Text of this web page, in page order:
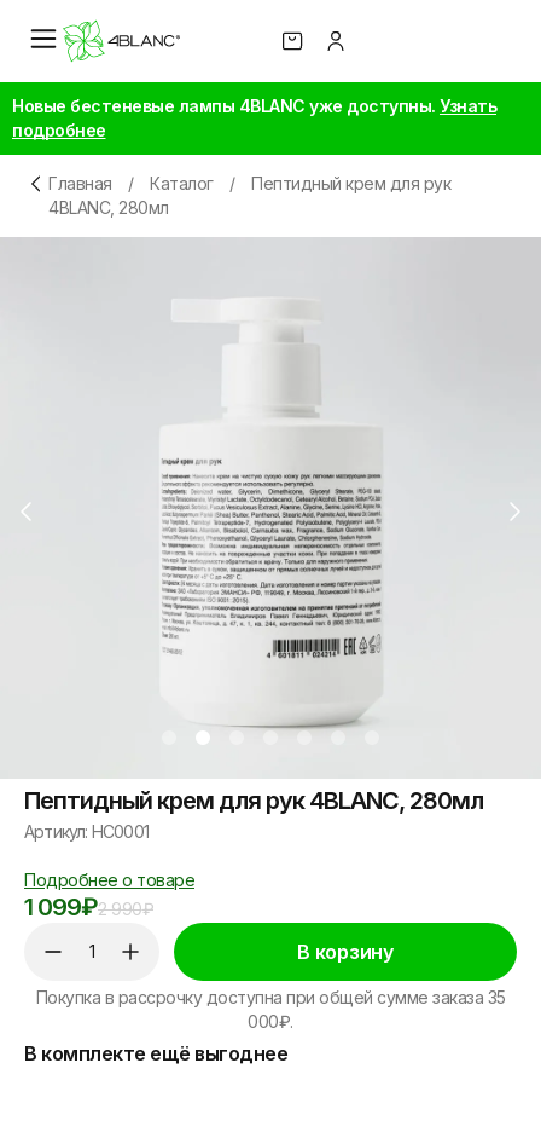
Новые бестеневые лампы 4BLANC уже доступны. Узнать
подробнее
Главная / Каталог /
Пептидный крем для рук
4BLANC, 280мл
Пептидный крем для рук 4BLANC, 280мл
Артикул: HC0001
Подробнее о товаре
2 990₽
1 099₽
В корзину
Покупка в рассрочку доступна при общей сумме заказа 35
000₽.
В комплекте ещё выгоднее